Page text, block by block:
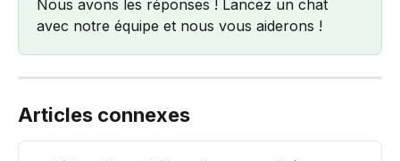
Nous avons les réponses ! Lancez un chat
avec notre équipe et nous vous aiderons !
Articles connexes